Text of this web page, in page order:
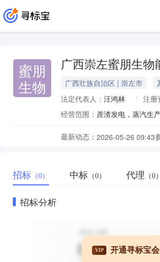
蜜朋
生物
广西崇左蜜朋生物
广西壮族自治区 | 崇左市
法定代表人： 汪鸿林 注册
经营范围： 蔗渣发电，蒸汽生
最新动态： 2026-05-26 09:43
招标 （0） 中标 （0） 代理 （0）
招标分析
VIP 开通寻标宝